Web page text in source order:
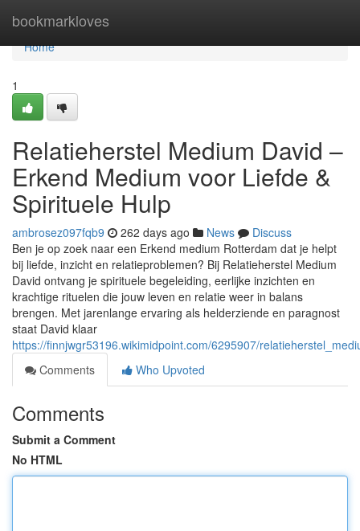
bookmarkloves
Home
Home
1
Relatieherstel Medium David –
Erkend Medium voor Liefde &
Spirituele Hulp
ambrosez097fqb9 262 days ago News
Discuss
Ben je op zoek naar een Erkend medium Rotterdam dat je helpt
bij liefde, inzicht en relatieproblemen? Bij Relatieherstel Medium
David ontvang je spirituele begeleiding, eerlijke inzichten en
krachtige rituelen die jouw leven en relatie weer in balans
brengen. Met jarenlange ervaring als helderziende en paragnost
staat David klaar
https://finnjwgr53196.wikimidpoint.com/6295907/
Comments
Who Upvoted
Comments
Submit a Comment
No HTML